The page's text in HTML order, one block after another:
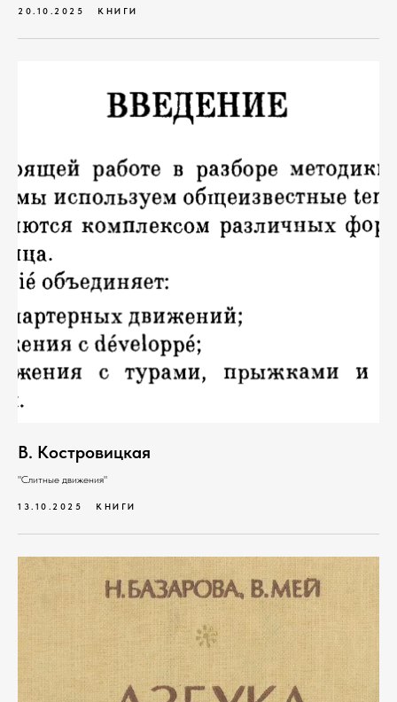
20.10.2025 КНИГИ
В. Костровицкая
"Слитные движения"
13.10.2025 КНИГИ